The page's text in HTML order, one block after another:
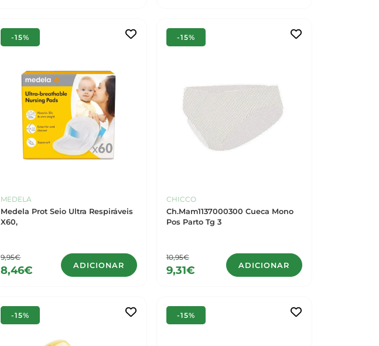
-15%
MEDELA
Medela Prot Seio Ultra Respiráveis
X60,
9,95€
8,46€ ADICIONAR
-15%
CHICCO
Ch.Mam1137000300 Cueca Mono
Pos Parto Tg 3
10,95€
9,31€ ADICIONAR
-15% -15%